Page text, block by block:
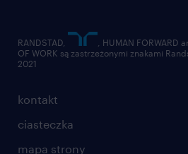
kontakt
ciasteczka
mapa strony
RANDSTAD,
, HUMAN FORWARD
OF WORK są zastrzeżonymi znakami
2021